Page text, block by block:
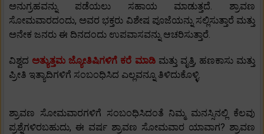
ಅನುಗ್ರಹವನ್ನು ಪಡೆಯಲು ಸಹಾಯ ಮಾಡುತ್ತದೆ. ಶ್ರಾವಣ
ಸೋಮವಾರದಂದು, ಅವರ ಭಕ್ತರು ವಿಶೇಷ ಪೂಜೆಯನ್ನು ಸಲ್ಲಿಸುತ್ತಾರೆ ಮತ್ತು
ಅನೇಕ ಜನರು ಈ ದಿನದಂದು ಉಪವಾಸವನ್ನು ಆಚರಿಸುತ್ತಾರೆ.
ವಿಶ್ವದ ಅತ್ಯುತ್ತಮ ಜ್ಯೋತಿಷಿಗಳಿಗೆ ಕರೆ ಮಾಡಿಮತ್ತು ವೃತ್ತಿ, ಹಣಕಾಸು ಮತ್ತು
ಪ್ರೀತಿ ಇತ್ಯಾದಿಗಳಿಗೆ ಸಂಬಂಧಿಸಿದ ಎಲ್ಲವನ್ನೂ ತಿಳಿದುಕೊಳ್ಳಿ.
ಶ್ರಾವಣ ಸೋಮವಾರಗಳಿಗೆ ಸಂಬಂಧಿಸಿದಂತೆ ನಿಮ್ಮ ಮನಸ್ಸಿನಲ್ಲಿ ಕೆಲವು
ಪ್ರಶ್ನೆಗಳಿರಬಹುದು, ಈ ವರ್ಷ ಶ್ರಾವಣ ಸೋಮವಾರ ಯಾವಾಗ? ಶ್ರಾವಣ